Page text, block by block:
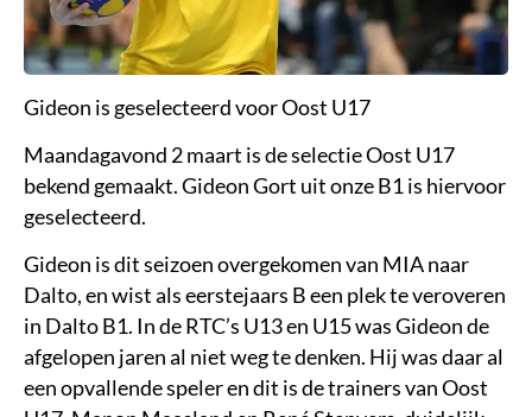
Gideon is geselecteerd voor Oost U17
Maandagavond 2 maart is de selectie Oost U17
bekend gemaakt. Gideon Gort uit onze B1 is hiervoor
geselecteerd.
Gideon is dit seizoen overgekomen van MIA naar
Dalto, en wist als eerstejaars B een plek te veroveren
in Dalto B1. In de RTC’s U13 en U15 was Gideon de
afgelopen jaren al niet weg te denken. Hij was daar al
een opvallende speler en dit is de trainers van Oost